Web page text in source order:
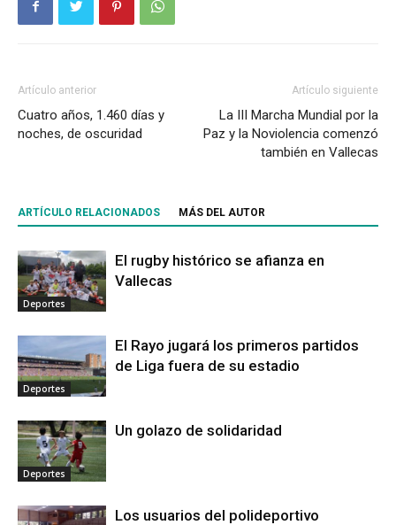
Artículo anterior
Cuatro años, 1.460 días y
noches, de oscuridad
Artículo siguiente
La III Marcha Mundial por la
Paz y la Noviolencia comenzó
también en Vallecas
ARTÍCULO RELACIONADOS MÁS DEL AUTOR
Deportes
El rugby histórico se afianza en
Vallecas
Deportes
El Rayo jugará los primeros partidos
de Liga fuera de su estadio
Deportes
Un golazo de solidaridad
Los usuarios del polideportivo